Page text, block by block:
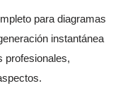
para diagramas
instantánea
profesionales,